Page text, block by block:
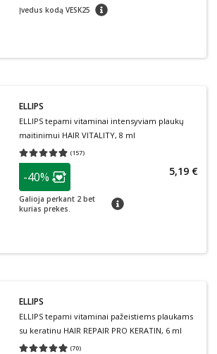
Įvedus kodą VESK25 patarimas
ELLIPS
ELLIPS tepami vitaminai intensyviam plaukų
maitinimui HAIR VITALITY, 8 ml
(157)
Vidutinis įvertinimas 4.87
patarimas
Lojalumo klubo narių nuolaida
-40%
Galioja perkant 2 bet
kurias prekes.
patarimas
5,19 €
ELLIPS
ELLIPS tepami vitaminai pažeistiems plaukams
su keratinu HAIR REPAIR PRO KERATIN, 6 ml
(70)
Vidutinis įvertinimas 4.91